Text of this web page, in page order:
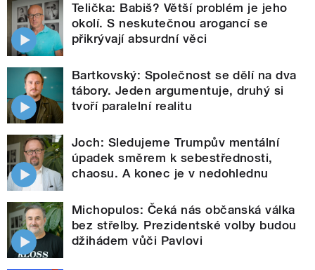
Telička: Babiš? Větší problém je jeho
okolí. S neskutečnou arogancí se
přikrývají absurdní věci
Bartkovský: Společnost se dělí na dva
tábory. Jeden argumentuje, druhý si
tvoří paralelní realitu
Joch: Sledujeme Trumpův mentální
úpadek směrem k sebestřednosti,
chaosu. A konec je v nedohlednu
Michopulos: Čeká nás občanská válka
bez střelby. Prezidentské volby budou
džihádem vůči Pavlovi